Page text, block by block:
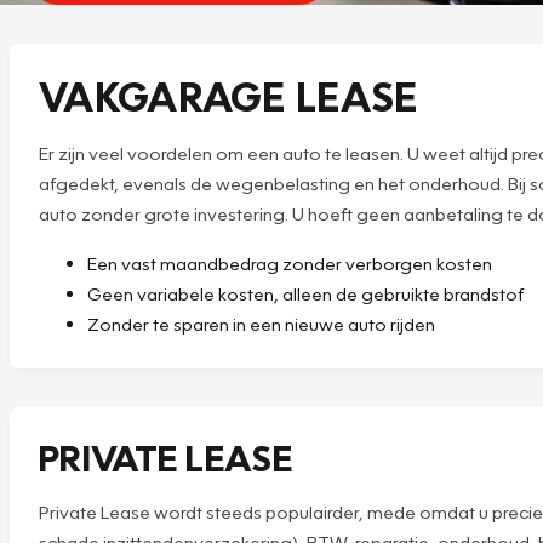
VAKGARAGE LEASE
Er zijn veel voordelen om een auto te leasen. U weet altijd
afgedekt, evenals de wegenbelasting en het onderhoud. Bij
auto zonder grote investering. U hoeft geen aanbetaling te
Een vast maandbedrag zonder verborgen kosten
Geen variabele kosten, alleen de gebruikte brandstof
Zonder te sparen in een nieuwe auto rijden
PRIVATE LEASE
Private Lease wordt steeds populairder, mede omdat u